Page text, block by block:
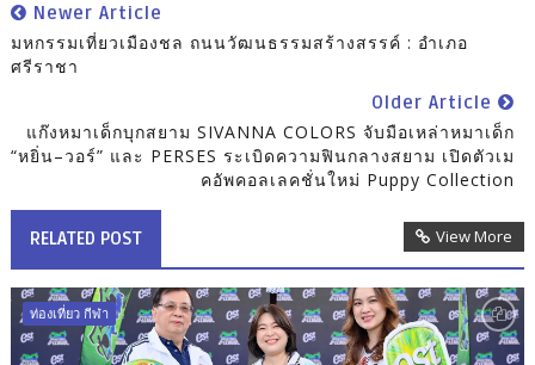
Newer Article
มหกรรมเที่ยวเมืองชล ถนนวัฒนธรรมสร้างสรรค์ : อำเภอ
ศรีราชา
Older Article
แก๊งหมาเด็กบุกสยาม SIVANNA COLORS จับมือเหล่าหมาเด็ก
“หยิ่น–วอร์” และ PERSES ระเบิดความฟินกลางสยาม เปิดตัวเม
คอัพคอลเลคชั่นใหม่ Puppy Collection
RELATED POST View More
ท่องเที่ยว กีฬา